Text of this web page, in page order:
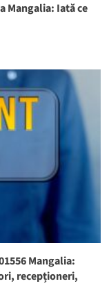
Mangalia: Iată ce
Mangalia:
recepționeri,